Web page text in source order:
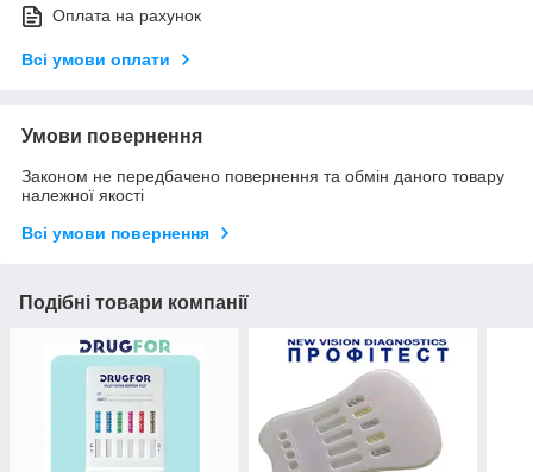
Оплата на рахунок
Всі умови оплати
Умови повернення
Законом не передбачено повернення та обмін даного товару
належної якості
Всі умови повернення
Подібні товари компанії